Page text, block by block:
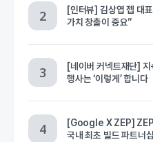
[인터뷰] 김상엽 젭 대
가치 창출이 중요”
[네이버 커넥트재단]
행사는 ‘이렇게’ 합니다
[Google X ZEP]
국내 최초 빌드 파트너